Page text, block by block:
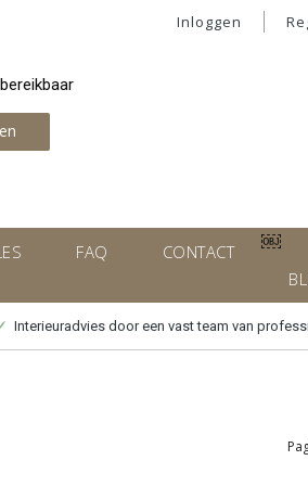
Inloggen
￼
FAQ
CONTACT
Interieuradvies door een vast team van